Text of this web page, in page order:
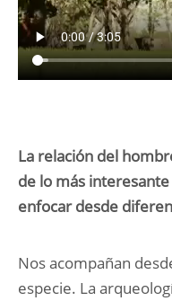
La relación del
de lo más
enfocar desde
Nos acompañan
especie. La